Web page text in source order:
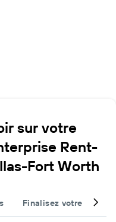
sur votre
Rent-
Fort Worth
Finalisez votre voyage